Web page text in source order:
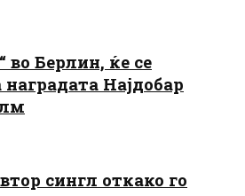
во Берлин, ќе се
Најдобар
сингл откако го